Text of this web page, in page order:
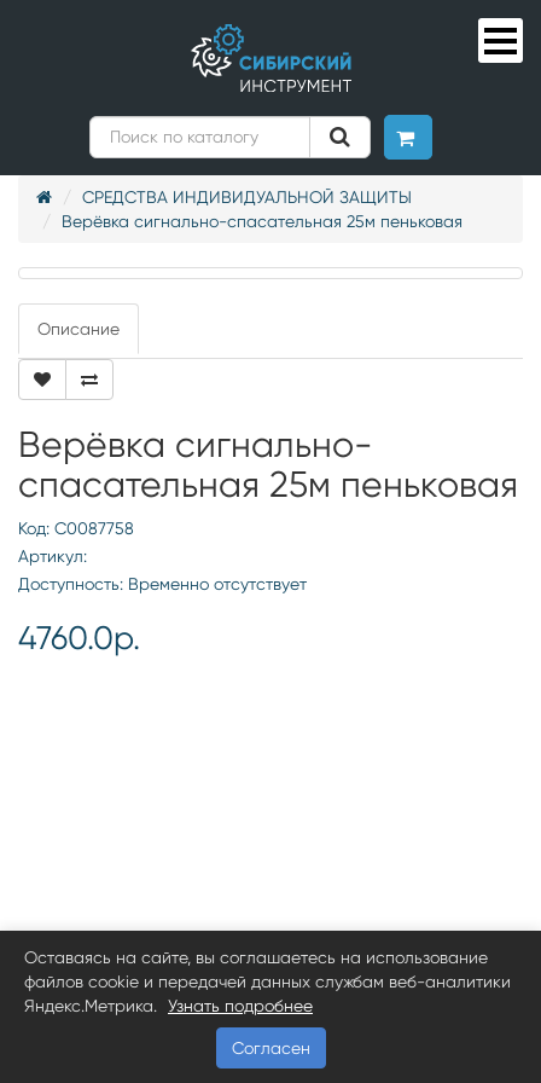
СРЕДСТВА ИНДИВИДУАЛЬНОЙ ЗАЩИТЫ
Верёвка сигнально-спасательная 25м пеньковая
Описание
Верёвка сигнально-
спасательная 25м пеньковая
Код: С0087758
Артикул:
Доступность: Временно отсутствует
4760.0р.
Оставаясь на сайте, вы соглашаетесь на использование
файлов cookie и передачей данных службам веб-аналитики
Яндекс.Метрика.
Узнать подробнее
Согласен